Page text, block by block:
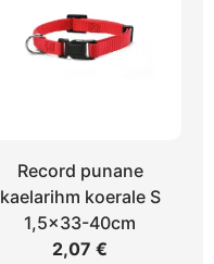
Record punane
kaelarihm koerale S
1,5×33-40cm
2,07€